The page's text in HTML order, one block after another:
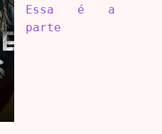
Essa é a
parte